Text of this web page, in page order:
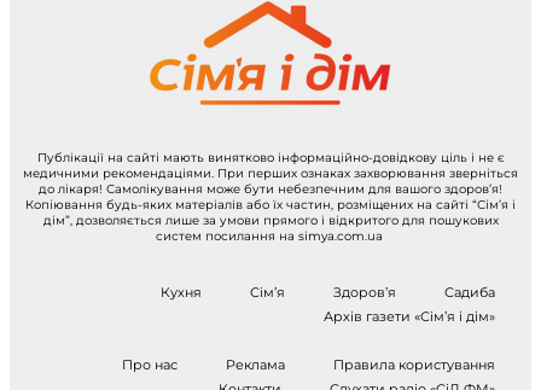
Публікації на сайті мають винятково інформаційно-довідкову ціль і не є
медичними рекомендаціями. При перших ознаках захворювання зверніться
до лікаря! Самолікування може бути небезпечним для вашого здоров’я!
Копіювання будь-яких матеріалів або їх частин, розміщених на сайті “Сім’я і
дім”, дозволяється лише за умови прямого і відкритого для пошукових
систем посилання на simya.com.ua
Кухня Сім’я Здоров’я
Садиба
Архів газети «Сім’я і дім»
Про нас Реклама
Правила користування